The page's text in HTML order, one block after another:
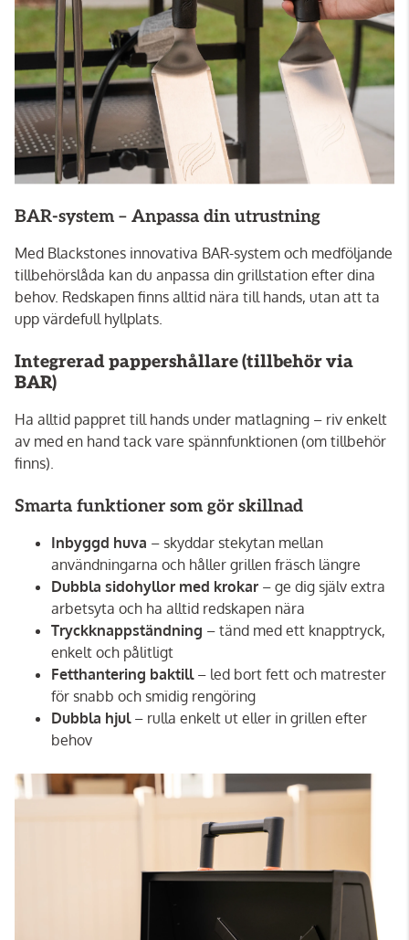
BAR-system – Anpassa din utrustning
Med Blackstones innovativa BAR-system och medföljande
tillbehörslåda kan du anpassa din grillstation efter dina
behov. Redskapen finns alltid nära till hands, utan att ta
upp värdefull hyllplats.
Integrerad pappershållare (tillbehör via
BAR)
Ha alltid pappret till hands under matlagning – riv enkelt
av med en hand tack vare spännfunktionen (om tillbehör
finns).
Smarta funktioner som gör skillnad
Inbyggd huva – skyddar stekytan mellan
användningarna och håller grillen fräsch längre
Dubbla sidohyllor med krokar – ge dig själv extra
arbetsyta och ha alltid redskapen nära
Tryckknappständning – tänd med ett knapptryck,
enkelt och pålitligt
Fetthantering baktill– led bort fett och matrester
för snabb och smidig rengöring
Dubbla hjul – rulla enkelt ut eller in grillen efter
behov